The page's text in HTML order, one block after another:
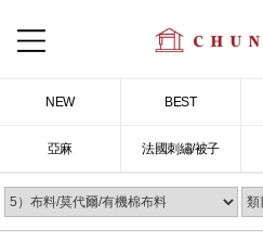
NEW BEST
亞麻 法國刺繡/被子